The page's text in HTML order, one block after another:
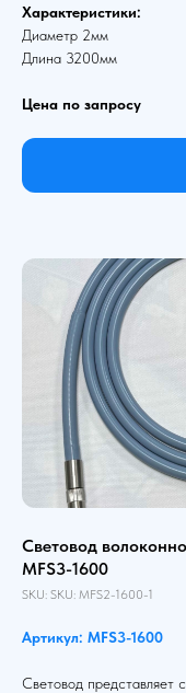
Характеристики:
Диаметр 2мм
Длина 3200мм
Цена по запросу
Световод
MFS3-1600
SKU: SKU: MFS2-1600-1
Артикул: MFS3-1600
Световод представляет